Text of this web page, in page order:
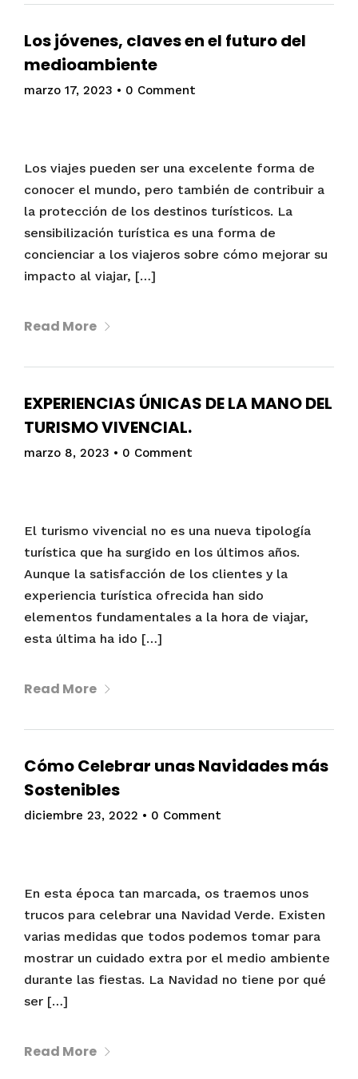
Los jóvenes, claves en el futuro del
medioambiente
marzo 17, 2023 • 0 Comment
Los viajes pueden ser una excelente forma de
conocer el mundo, pero también de contribuir a
la protección de los destinos turísticos. La
sensibilización turística es una forma de
concienciar a los viajeros sobre cómo mejorar su
impacto al viajar, […]
Read More
EXPERIENCIAS ÚNICAS DE LA MANO DEL
TURISMO VIVENCIAL.
marzo 8, 2023 • 0 Comment
El turismo vivencial no es una nueva tipología
turística que ha surgido en los últimos años.
Aunque la satisfacción de los clientes y la
experiencia turística ofrecida han sido
elementos fundamentales a la hora de viajar,
esta última ha ido […]
Read More
Cómo Celebrar unas Navidades más
Sostenibles
diciembre 23, 2022 • 0 Comment
En esta época tan marcada, os traemos unos
trucos para celebrar una Navidad Verde. Existen
varias medidas que todos podemos tomar para
mostrar un cuidado extra por el medio ambiente
durante las fiestas. La Navidad no tiene por qué
ser […]
Read More